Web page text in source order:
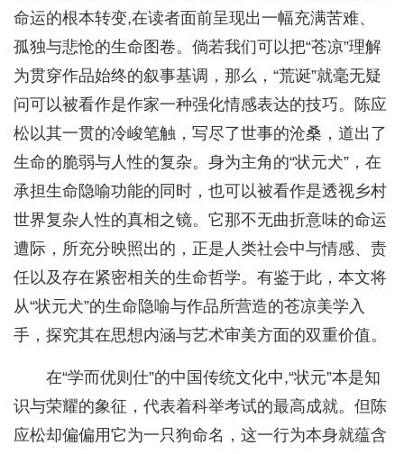
命运的根本转变,在读者面前呈现出一幅充满苦难、
孤独与悲怆的生命图卷。倘若我们可以把“苍凉”理解
为贯穿作品始终的叙事基调，那么，“荒诞”就毫无疑
问可以被看作是作家一种强化情感表达的技巧。陈应
松以其一贯的冷峻笔触，写尽了世事的沧桑，道出了
生命的脆弱与人性的复杂。身为主角的“状元犬”，在
承担生命隐喻功能的同时，也可以被看作是透视乡村
世界复杂人性的真相之镜。它那不无曲折意味的命运
遭际，所充分映照出的，正是人类社会中与情感、责
任以及存在紧密相关的生命哲学。有鉴于此，本文将
从“状元犬”的生命隐喻与作品所营造的苍凉美学入
手，探究其在思想内涵与艺术审美方面的双重价值。
在“学而优则仕”的中国传统文化中,“状元”本是知
识与荣耀的象征，代表着科举考试的最高成就。但陈
应松却偏偏用它为一只狗命名，这一行为本身就蕴含